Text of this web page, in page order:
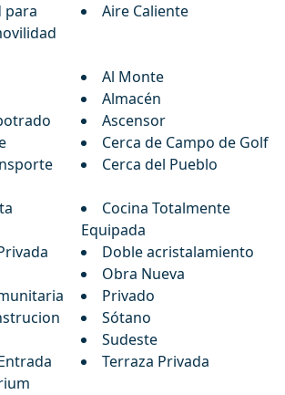
para
Aire Caliente
Al Monte
Almacén
Ascensor
Cerca de Campo de Golf
Cerca del Pueblo
Cocina Totalmente
Equipada
Doble acristalamiento
Obra Nueva
Privado
Sótano
Sudeste
Terraza Privada